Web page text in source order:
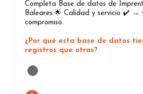
Completa Base de datos de
Baleares.🌟 Calidad y servicio ✔️ →
compromiso.
¿Por qué esta base de datos
registros que otras?
Loading...